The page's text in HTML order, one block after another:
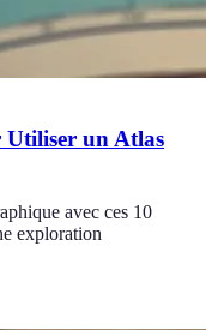
Utiliser un Atlas
avec ces 10
exploration